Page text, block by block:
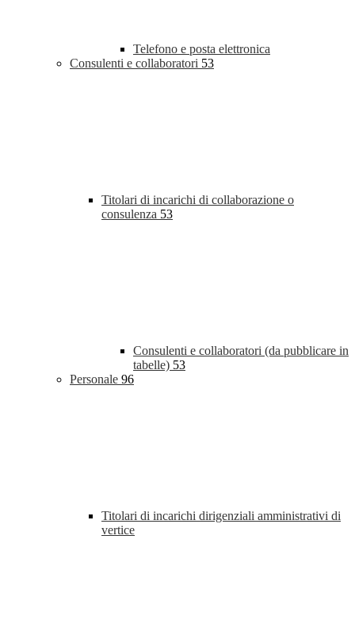
Telefono e posta elettronica
Consulenti e collaboratori 53
Titolari di incarichi di collaborazione o
consulenza 53
Consulenti e collaboratori (da pubblicare in
tabelle) 53
Personale 96
Titolari di incarichi dirigenziali amministrativi di
vertice